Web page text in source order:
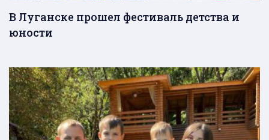
В Луганске прошел фестиваль детства и
юности